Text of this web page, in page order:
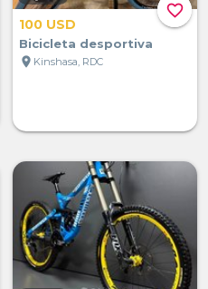
favorite_border
100 USD
Bicicleta desportiva
location_on Kinshasa, RDC